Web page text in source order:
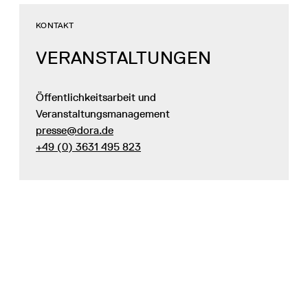
VERANSTALTUNGEN
KONTAKT
Öffentlichkeitsarbeit und
Veranstaltungsmanagement
presse@dora.de
+49 (0) 3631 495 823